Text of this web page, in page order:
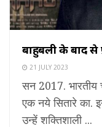
बाहुबली के बाद से
21 JULY 2023
सन 2017.
एक नये सितारे का.
उन्हें शक्तिशाली ...